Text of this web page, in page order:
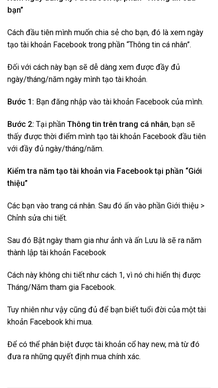
bạn”
Cách đầu tiên mình muốn chia sẻ cho bạn, đó là xem ngày
tạo tài khoản Facebook trong phần “Thông tin cá nhân”.
Đối với cách này bạn sẽ dễ dàng xem được đầy đủ
ngày/tháng/năm ngày mình tạo tài khoản.
Bước 1: Bạn đăng nhập vào tài khoản Facebook của mình.
Bước 2: Tại phần Thông tin trên trang cá nhân, bạn sẽ
thấy được thời điểm mình tạo tài khoản Facebook đầu tiên
với đầy đủ ngày/tháng/năm.
Kiểm tra năm tạo tài khoản via Facebook tại phần “Giới
thiệu”
Các bạn vào trang cá nhân. Sau đó ấn vào phần Giới thiệu >
Chỉnh sửa chi tiết.
Sau đó Bật ngày tham gia như ảnh và ấn Lưu là sẽ ra năm
thành lập tài khoản Facebook
Cách này không chi tiết như cách 1, vì nó chi hiển thị được
Tháng/Năm tham gia Facebook.
Tuy nhiên như vậy cũng đủ để bạn biết tuổi đời của một tài
khoản Facebook khi mua.
Để có thể phân biệt được tài khoản cổ hay new, mà từ đó
đưa ra những quyết định mua chính xác.